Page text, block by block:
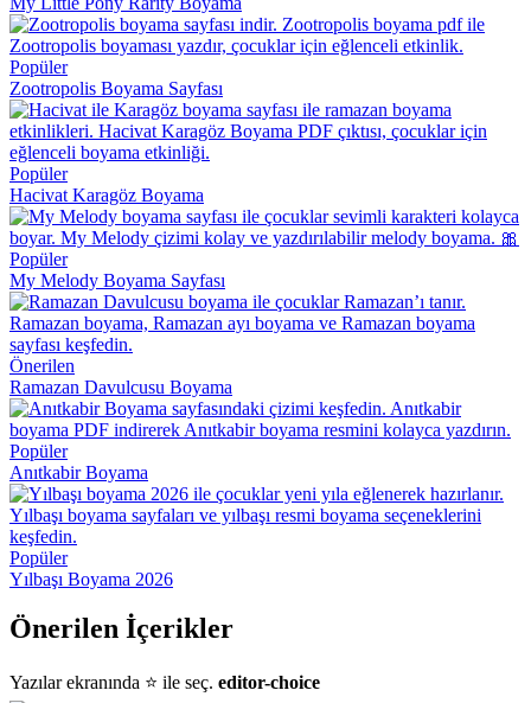
Popüler
Zootropolis Boyama Sayfası
Popüler
Hacivat Karagöz Boyama
Popüler
My Melody Boyama Sayfası
Önerilen
Ramazan Davulcusu Boyama
Popüler
Anıtkabir Boyama
Popüler
Yılbaşı Boyama 2026
Önerilen İçerikler
Yazılar ekranında ⭐ ile seç. editor-choice